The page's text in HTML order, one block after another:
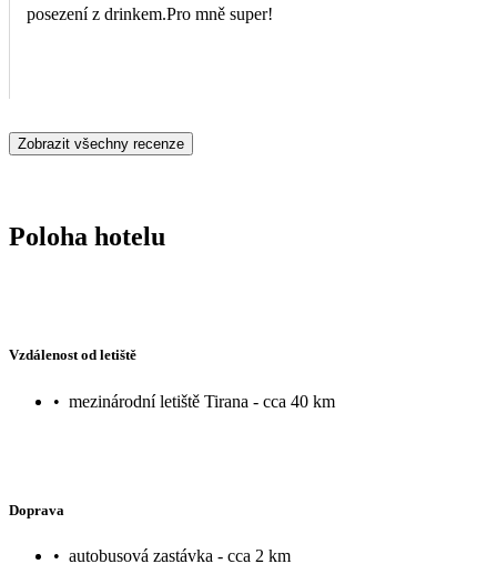
posezení z drinkem.Pro mně super!
Zobrazit všechny recenze
Poloha hotelu
Vzdálenost od letiště
• mezinárodní letiště Tirana - cca 40 km
Doprava
• autobusová zastávka - cca 2 km